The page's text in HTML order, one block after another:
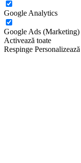
Google Analytics
Google Ads (Marketing)
Activează toate
Respinge Personalizează